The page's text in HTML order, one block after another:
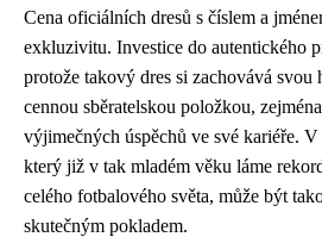
Cena oficiálních dresů s číslem a
exkluzivitu. Investice do autentického
protože takový dres si zachovává svou
cennou sběratelskou položkou,
výjimečných úspěchů ve své kariéře.
který již v tak mladém věku láme
celého fotbalového světa, může být
skutečným pokladem.